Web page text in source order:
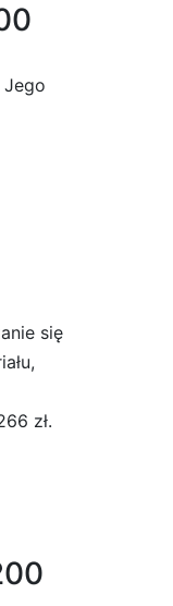
się
zł.